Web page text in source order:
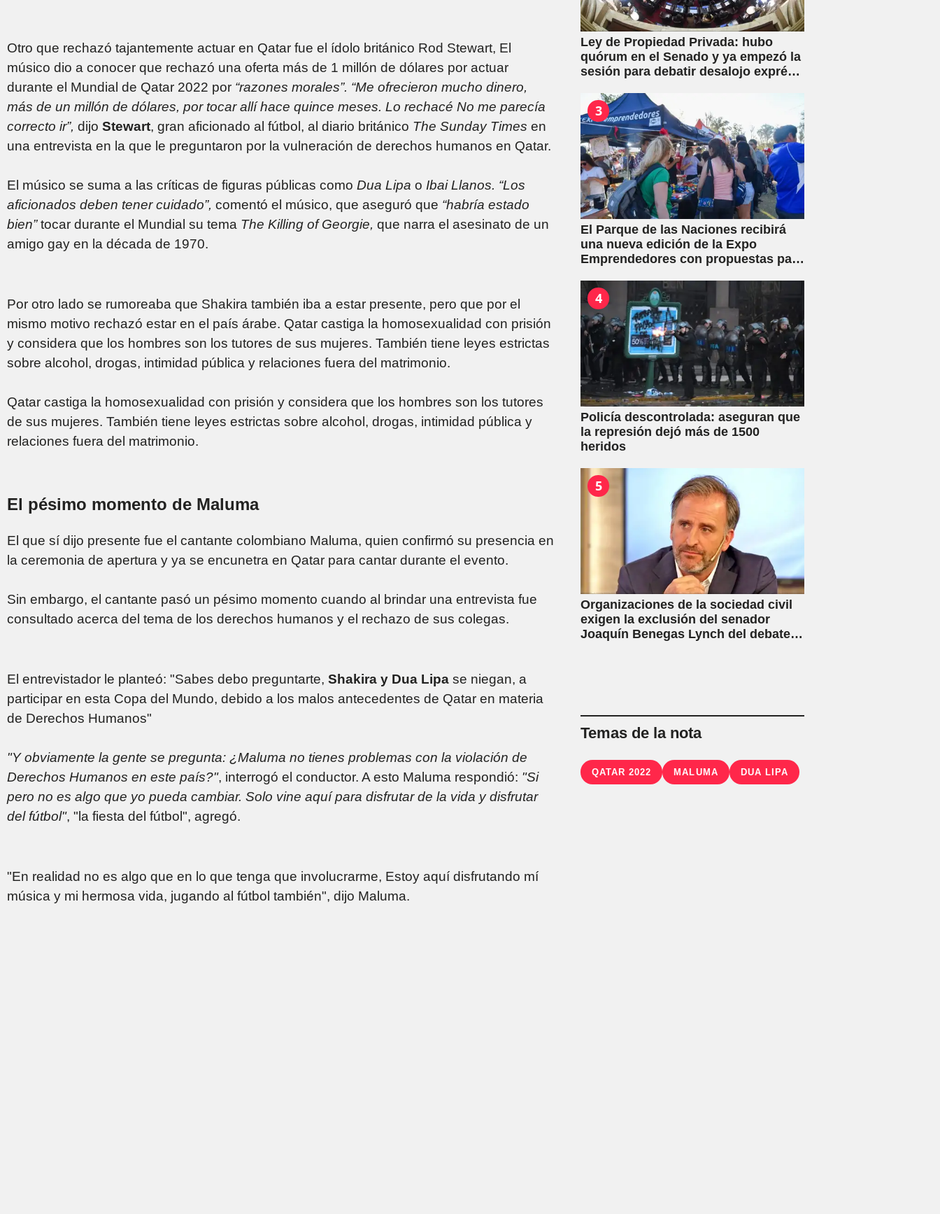
Otro que rechazó tajantemente actuar en Qatar fue el ídolo británico Rod Stewart, El
músico dio a conocer que rechazó una oferta más de 1 millón de dólares por actuar
durante el Mundial de Qatar 2022 por “razones morales”. “Me ofrecieron mucho dinero,
más de un millón de dólares, por tocar allí hace quince meses. Lo rechacé No me parecía
correcto ir”, dijo Stewart, gran aficionado al fútbol, al diario británico The Sunday Times en
una entrevista en la que le preguntaron por la vulneración de derechos humanos en Qatar.
El músico se suma a las críticas de figuras públicas como Dua Lipa o Ibai Llanos. “Los
aficionados deben tener cuidado”, comentó el músico, que aseguró que “habría estado
bien”tocar durante el Mundial su tema The Killing of Georgie, que narra el asesinato de un
amigo gay en la década de 1970.
Por otro lado se rumoreaba que Shakira también iba a estar presente, pero que por el
mismo motivo rechazó estar en el país árabe. Qatar castiga la homosexualidad con prisión
y considera que los hombres son los tutores de sus mujeres. También tiene leyes estrictas
sobre alcohol, drogas, intimidad pública y relaciones fuera del matrimonio.
Qatar castiga la homosexualidad con prisión y considera que los hombres son los tutores
de sus mujeres. También tiene leyes estrictas sobre alcohol, drogas, intimidad pública y
relaciones fuera del matrimonio.
El pésimo momento de Maluma
El que sí dijo presente fue el cantante colombiano Maluma, quien confirmó su presencia en
la ceremonia de apertura y ya se encunetra en Qatar para cantar durante el evento.
Sin embargo, el cantante pasó un pésimo momento cuando al brindar una entrevista fue
consultado acerca del tema de los derechos humanos y el rechazo de sus colegas.
El entrevistador le planteó: "Sabes debo preguntarte, Shakira y Dua Lipa se niegan, a
participar en esta Copa del Mundo, debido a los malos antecedentes de Qatar en materia
de Derechos Humanos"
"Y obviamente la gente se pregunta: ¿Maluma no tienes problemas con la violación de
Derechos Humanos en este país?", interrogó el conductor. A esto Maluma respondió: "Si
pero no es algo que yo pueda cambiar. Solo vine aquí para disfrutar de la vida y disfrutar
del fútbol", "la fiesta del fútbol", agregó.
"En realidad no es algo que en lo que tenga que involucrarme, Estoy aquí disfrutando mí
música y mi hermosa vida, jugando al fútbol también", dijo Maluma.
Ley de Propiedad Privada: hubo
quórum en el Senado y ya empezó la
sesión para debatir desalojo exprés
3
El Parque de las Naciones recibirá
una nueva edición de la Expo
Emprendedores con propuestas para
4
Policía descontrolada: aseguran que
la represión dejó más de 1500
heridos
5
Organizaciones de la sociedad civil
exigen la exclusión del senador
Joaquín Benegas Lynch del debate
Temas de la nota
QATAR 2022 MALUMA DUA LIPA